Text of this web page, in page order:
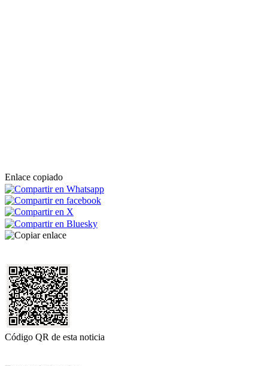
Enlace copiado
Código QR de esta noticia